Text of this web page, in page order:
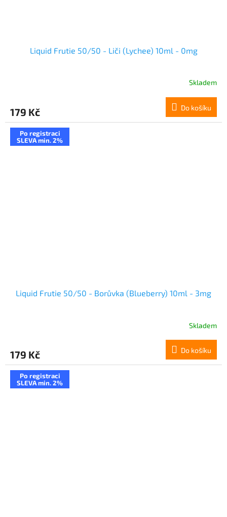
Liquid Frutie 50/50 - Liči (Lychee) 10ml - 0mg
Skladem
179 Kč Do košíku
Po registraci
SLEVA min. 2%
Liquid Frutie 50/50 - Borůvka (Blueberry) 10ml - 3mg
Skladem
179 Kč Do košíku
Po registraci
SLEVA min. 2%